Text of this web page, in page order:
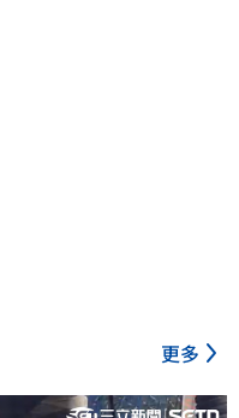
更多